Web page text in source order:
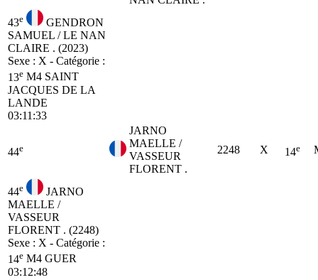
43e
GENDRON
SAMUEL / LE NAN
CLAIRE . (2023)
Sexe : X - Catégorie :
13e M4 SAINT
JACQUES DE LA
LANDE
03:11:33
44e
JARNO
MAELLE /
VASSEUR
FLORENT .
2248 X 14e
44e
JARNO
MAELLE /
VASSEUR
FLORENT . (2248)
Sexe : X - Catégorie :
14e M4 GUER
03:12:48